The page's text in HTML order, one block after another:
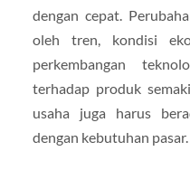
dengan cepat.
oleh tren, kondisi
perkembangan
terhadap produk
usaha juga harus
dengan kebutuhan pasar.